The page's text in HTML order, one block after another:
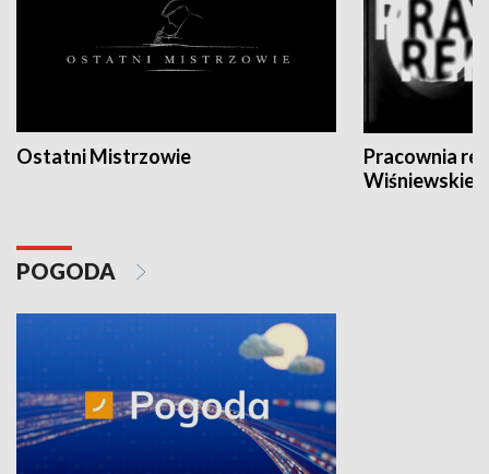
Ostatni Mistrzowie
Pracownia
POGODA